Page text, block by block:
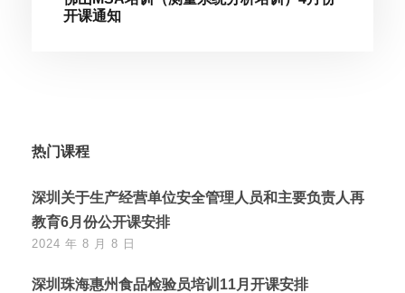
开课通知
热门课程
深圳关于生产经营单位安全管理人员和主要负责人再
教育6月份公开课安排
2024 年 8 月 8 日
深圳珠海惠州食品检验员培训11月开课安排